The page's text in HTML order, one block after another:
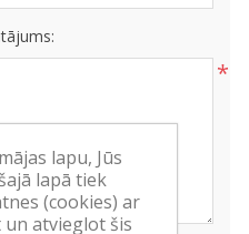
*
lapu, Jūs
lapā tiek
(cookies) ar
atvieglot šis